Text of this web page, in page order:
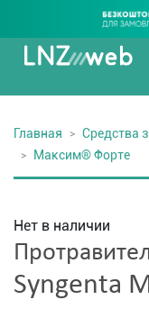
Главная Средства
Максим® Форте
Нет в наличии
Syngenta